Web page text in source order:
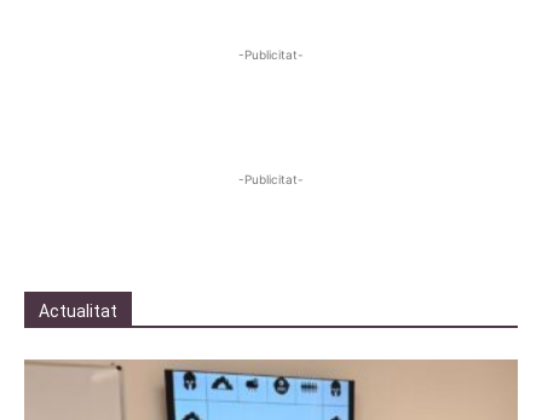
-Publicitat-
-Publicitat-
Actualitat